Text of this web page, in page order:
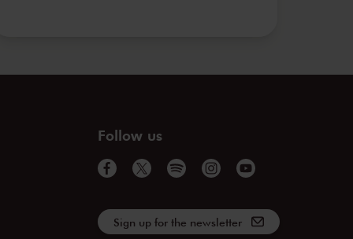
Follow us
Sign up for the newsletter